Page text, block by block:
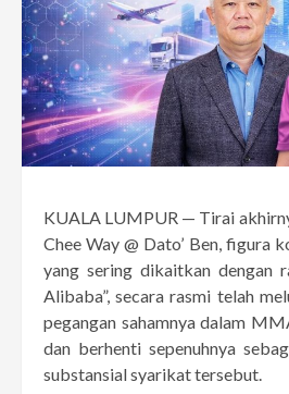
KUALA LUMPUR — Tirai
Chee Way @ Dato’ Ben, figura
yang sering dikaitkan dengan
Alibaba”, secara rasmi telah
pegangan sahamnya dalam
dan berhenti sepenuhnya
substansial syarikat tersebut.